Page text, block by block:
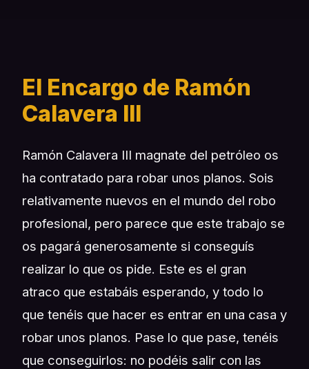
El Encargo de Ramón
Calavera III
Ramón Calavera III magnate del petróleo os
ha contratado para robar unos planos. Sois
relativamente nuevos en el mundo del robo
profesional, pero parece que este trabajo se
os pagará generosamente si conseguís
realizar lo que os pide. Este es el gran
atraco que estabáis esperando, y todo lo
que tenéis que hacer es entrar en una casa y
robar unos planos. Pase lo que pase, tenéis
que conseguirlos: no podéis salir con las